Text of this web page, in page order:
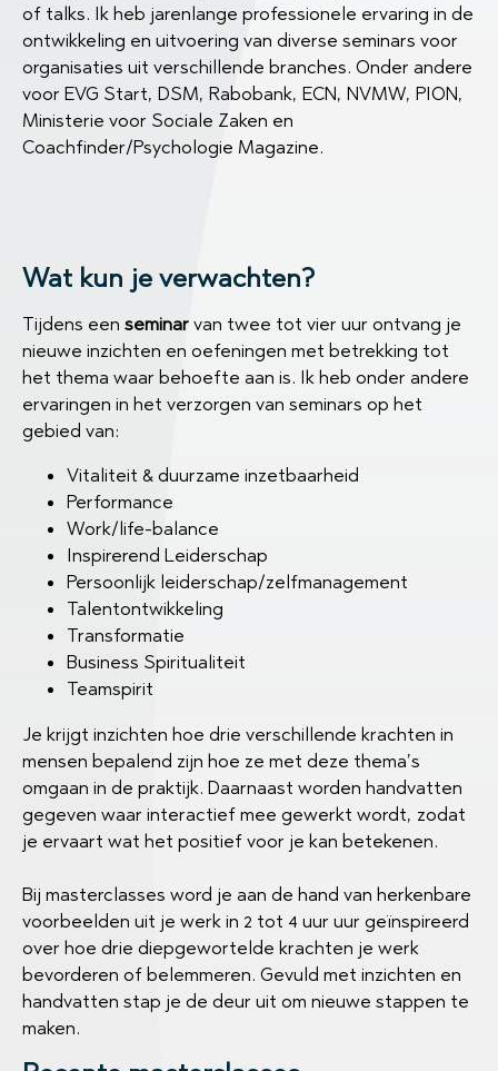
of talks. Ik heb jarenlange professionele ervaring in de
ontwikkeling en uitvoering van diverse seminars voor
organisaties uit verschillende branches. Onder andere
voor EVG Start, DSM, Rabobank, ECN, NVMW, PION,
Ministerie voor Sociale Zaken en
Coachfinder/Psychologie Magazine.
Wat kun je verwachten?
Tijdens een seminar van twee tot vier uur ontvang je
nieuwe inzichten en oefeningen met betrekking tot
het thema waar behoefte aan is. Ik heb onder andere
ervaringen in het verzorgen van seminars op het
gebied van:
Vitaliteit & duurzame inzetbaarheid
Performance
Work/life-balance
Inspirerend Leiderschap
Persoonlijk leiderschap/zelfmanagement
Talentontwikkeling
Transformatie
Business Spiritualiteit
Teamspirit
Je krijgt inzichten hoe drie verschillende krachten in
mensen bepalend zijn hoe ze met deze thema’s
omgaan in de praktijk. Daarnaast worden handvatten
gegeven waar interactief mee gewerkt wordt, zodat
je ervaart wat het positief voor je kan betekenen.
Bij masterclasses word je aan de hand van herkenbare
voorbeelden uit je werk in 2 tot 4 uur uur geïnspireerd
over hoe drie diepgewortelde krachten je werk
bevorderen of belemmeren. Gevuld met inzichten en
handvatten stap je de deur uit om nieuwe stappen te
maken.